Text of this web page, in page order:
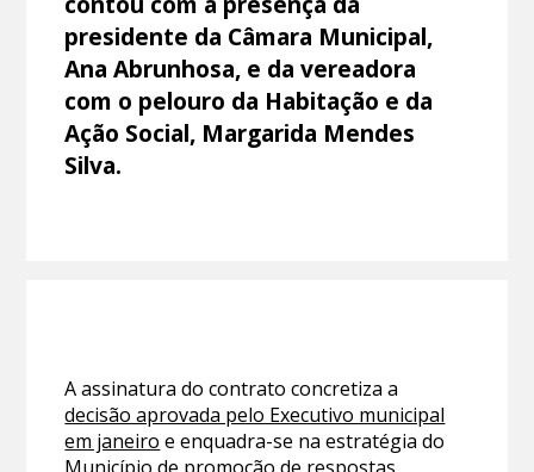
presidente da Câmara Municipal,
Ana Abrunhosa, e da vereadora
com o pelouro da Habitação e da
Ação Social, Margarida Mendes
Silva.
A assinatura do contrato concretiza a
decisão aprovada pelo Executivo municipal
em janeiro e enquadra-se na estratégia do